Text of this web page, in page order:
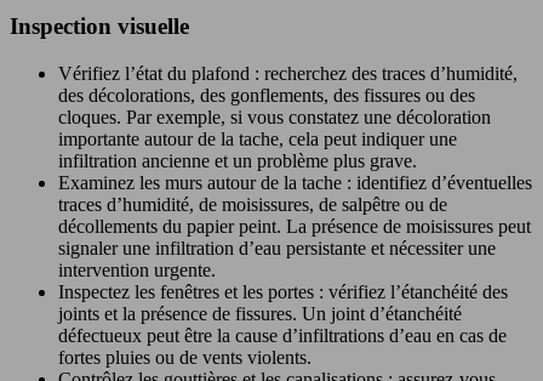
Inspection visuelle
Vérifiez l’état du plafond : recherchez des traces d’humidité,
des décolorations, des gonflements, des fissures ou des
cloques. Par exemple, si vous constatez une décoloration
importante autour de la tache, cela peut indiquer une
infiltration ancienne et un problème plus grave.
Examinez les murs autour de la tache : identifiez d’éventuelles
traces d’humidité, de moisissures, de salpêtre ou de
décollements du papier peint. La présence de moisissures peut
signaler une infiltration d’eau persistante et nécessiter une
intervention urgente.
Inspectez les fenêtres et les portes : vérifiez l’étanchéité des
joints et la présence de fissures. Un joint d’étanchéité
défectueux peut être la cause d’infiltrations d’eau en cas de
fortes pluies ou de vents violents.